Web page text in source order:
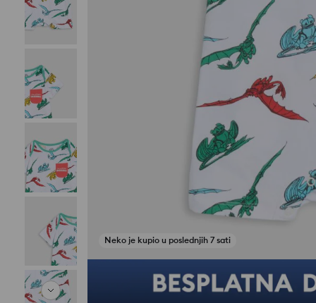
Neko je kupio u poslednjih 7 sati